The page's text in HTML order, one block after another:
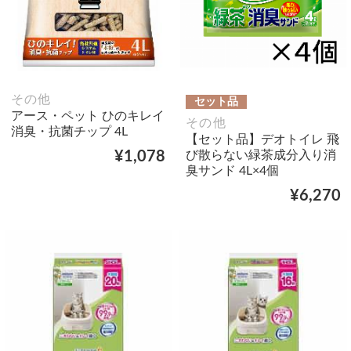
その他
アース・ペット ひのキレイ
消臭・抗菌チップ 4L
¥1,078
セット品
その他
【セット品】デオトイレ 飛
び散らない緑茶成分入り消
臭サンド 4L×4個
¥6,270